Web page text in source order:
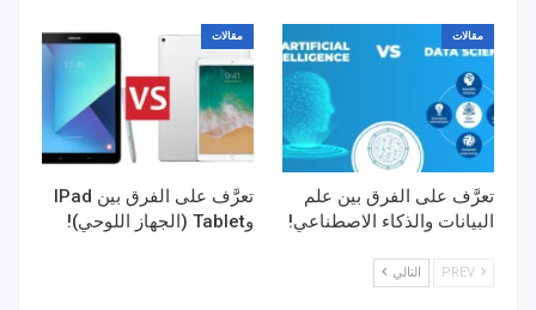
مقالات
تعرَّف على الفرق بين علم
البيانات والذكاء الاصطناعي!
مقالات
تعرَّف على الفرق بين IPad
وTablet (الجهاز اللوحي)!
التالي